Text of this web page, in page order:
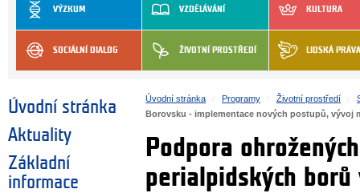
VÝZKUM VZDĚLÁVÁNÍ KULTURA
SOCIÁLNÍ DIALOG ŽIVOTNÍ PROSTŘEDÍ LIDSKÁ PRÁVA
Úvodní stránka
Aktuality
Základní
informace
Úvodní stránka Programy Životní prostředí
Borovsku - implementace nových postupů, vývoj
Podpora
perialpidských